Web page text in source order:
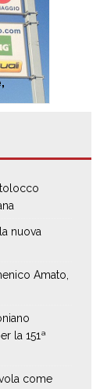
nuova
Amato,
la 151ª
come